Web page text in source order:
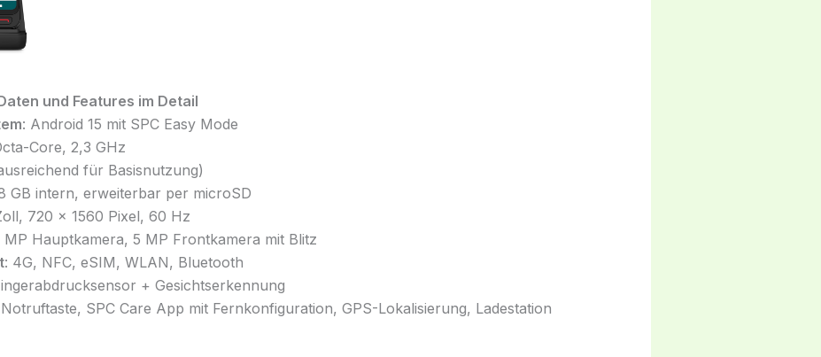
und Features im Detail
: Android 15 mit SPC Easy Mode
Core, 2,3 GHz
für Basisnutzung)
GB intern, erweiterbar per microSD
720 × 1560 Pixel, 60 Hz
MP Hauptkamera, 5 MP Frontkamera mit Blitz
: 4G, NFC, eSIM, WLAN, Bluetooth
+ Gesichtserkennung
SPC Care App mit Fernkonfiguration, GPS-Lokalisierung, Ladestation